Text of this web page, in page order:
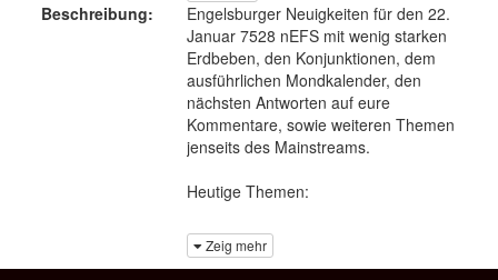
Beschreibung:
Engelsburger Neuigkeiten für den 22.
Januar 7528 nEFS mit wenig starken
Erdbeben, den Konjunktionen, dem
ausführlichen Mondkalender, den
nächsten Antworten auf eure
Kommentare, sowie weiteren Themen
jenseits des Mainstreams.
Heutige Themen:
Die wichtigen Wissensvideos, die jeder
Zeig mehr